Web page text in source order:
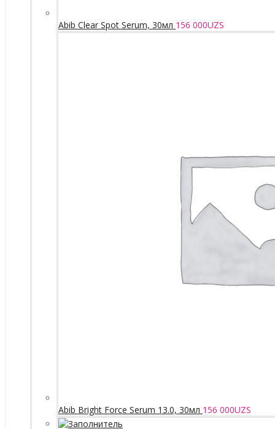
Abib Clear Spot Serum, 30мл 156 000UZS
Abib Bright Force Serum 13.0, 30мл 156 000UZS